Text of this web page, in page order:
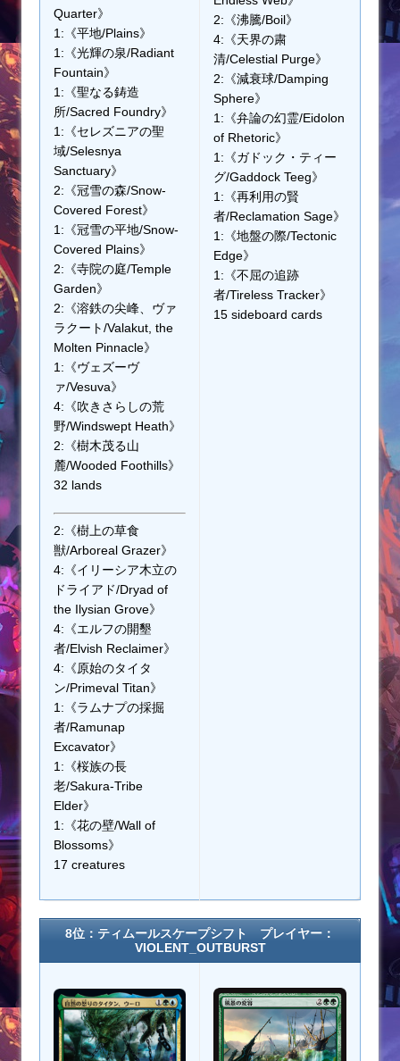
Quarter》
1:《平地/Plains》
1:《光輝の泉/Radiant
Fountain》
1:《聖なる鋳造
所/Sacred Foundry》
1:《セレズニアの聖
域/Selesnya
Sanctuary》
2:《冠雪の森/Snow-
Covered Forest》
1:《冠雪の平地/Snow-
Covered Plains》
2:《寺院の庭/Temple
Garden》
2:《溶鉄の尖峰、ヴァ
ラクート/Valakut, the
Molten Pinnacle》
1:《ヴェズーヴ
ァ/Vesuva》
4:《吹きさらしの荒
野/Windswept Heath》
2:《樹木茂る山
麓/Wooded Foothills》
32 lands
2:《樹上の草食
獣/Arboreal Grazer》
4:《イリーシア木立の
ドライアド/Dryad of
the Ilysian Grove》
4:《エルフの開墾
者/Elvish Reclaimer》
4:《原始のタイタ
ン/Primeval Titan》
1:《ラムナプの採掘
者/Ramunap
Excavator》
1:《桜族の長
老/Sakura-Tribe
Elder》
1:《花の壁/Wall of
Blossoms》
17 creatures
2:《沸騰/Boil》
4:《天界の粛
清/Celestial Purge》
2:《減衰球/Damping
Sphere》
1:《弁論の幻霊/Eidolon
of Rhetoric》
1:《ガドック・ティー
グ/Gaddock Teeg》
1:《再利用の賢
者/Reclamation Sage》
1:《地盤の際/Tectonic
Edge》
1:《不屈の追跡
者/Tireless Tracker》
15 sideboard cards
8位：ティムールスケープシフト プレイヤー：
VIOLENT_OUTBURST